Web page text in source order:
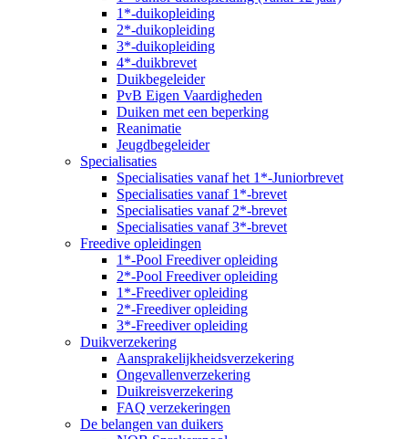
1*-duikopleiding
2*-duikopleiding
3*-duikopleiding
4*-duikbrevet
Duikbegeleider
PvB Eigen Vaardigheden
Duiken met een beperking
Reanimatie
Jeugdbegeleider
Specialisaties
Specialisaties vanaf het 1*-Juniorbrevet
Specialisaties vanaf 1*-brevet
Specialisaties vanaf 2*-brevet
Specialisaties vanaf 3*-brevet
Freedive opleidingen
1*-Pool Freediver opleiding
2*-Pool Freediver opleiding
1*-Freediver opleiding
2*-Freediver opleiding
3*-Freediver opleiding
Duikverzekering
Aansprakelijkheidsverzekering
Ongevallenverzekering
Duikreisverzekering
FAQ verzekeringen
De belangen van duikers